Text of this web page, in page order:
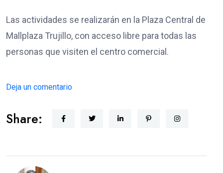
Las actividades se realizarán en la Plaza Central de
Mallplaza Trujillo, con acceso libre para todas las
personas que visiten el centro comercial.
Deja un comentario
Share: